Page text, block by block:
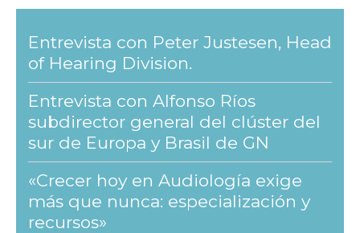
Entrevista con Peter Justesen, Head
of Hearing Division.
Entrevista con Alfonso Ríos
subdirector general del clúster del
sur de Europa y Brasil de GN
«Crecer hoy en Audiología exige
más que nunca: especialización y
recursos»